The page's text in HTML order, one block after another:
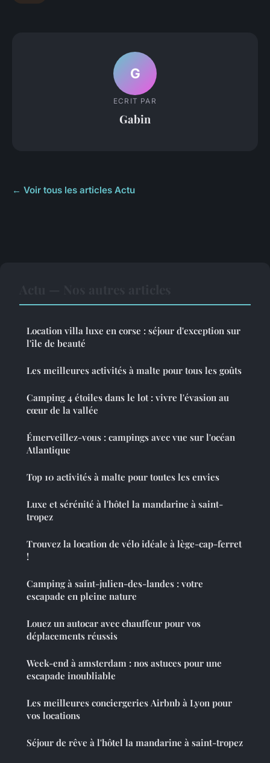
G
ECRIT PAR
Gabin
← Voir tous les articles Actu
Location villa luxe en corse : séjour d'exception sur
l'île de beauté
Les meilleures activités à malte pour tous les goûts
Camping 4 étoiles dans le lot : vivre l'évasion au
cœur de la vallée
Émerveillez-vous : campings avec vue sur l'océan
Atlantique
Top 10 activités à malte pour toutes les envies
Luxe et sérénité à l'hôtel la mandarine à saint-
tropez
Trouvez la location de vélo idéale à lège-cap-ferret
!
Camping à saint-julien-des-landes : votre
escapade en pleine nature
Louez un autocar avec chauffeur pour vos
déplacements réussis
Week-end à amsterdam : nos astuces pour une
escapade inoubliable
Les meilleures conciergeries Airbnb à Lyon pour
vos locations
Séjour de rêve à l'hôtel la mandarine à saint-tropez